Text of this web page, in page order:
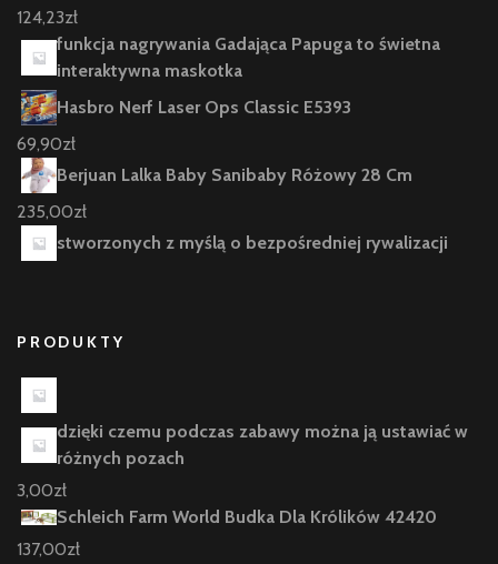
124,23zł
funkcja nagrywania Gadająca Papuga to świetna
interaktywna maskotka
Hasbro Nerf Laser Ops Classic E5393
69,90zł
Berjuan Lalka Baby Sanibaby Różowy 28 Cm
235,00zł
stworzonych z myślą o bezpośredniej rywalizacji
PRODUKTY
dzięki czemu podczas zabawy można ją ustawiać w
różnych pozach
3,00zł
Schleich Farm World Budka Dla Królików 42420
137,00zł